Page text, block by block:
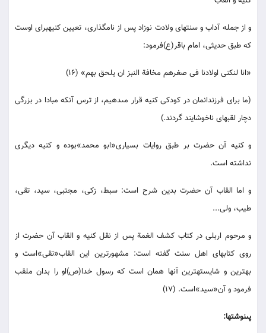
و از جمله آداب و سنتهاى ولادت نوزاد پس از نامگذارى، تعيين كنيه‏براى اوست
كه طبق حديثى، امام باقر(ع)فرمود:
«انا لنكنى اولادنا فى صغرهم مخافة النبز ان يلحق بهم‏» (16)
(ما براى فرزندانمان در كودكى كنيه قرار مى‏دهيم، از ترس آنكه مبادا در بزرگى
دچار لقبهاى ناخوشايند گردند.)
و كنيه آن حضرت بر طبق روايات بسيارى‏«ابو محمد»بوده و كنيه ديگرى
نداشته است.
و اما القاب آن حضرت بدين شرح است: سبط، زكى، مجتبى، سيد، تقى،
طيب، ولى...
و مرحوم اربلى در كتاب كشف الغمة پس از نقل كنيه و القاب آن حضرت از
روى كتابهاى اهل سنت گفته است: مشهورترين اين القاب‏«تقى‏»است و
بهترين و شايسته‏ترين آنها همان است كه رسول خدا(ص)او را بدان ملقب
فرمود و آن‏«سيد»است. (17)
پى‏نوشت‏ها: